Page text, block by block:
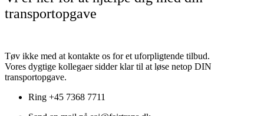
transportopgave
Tøv ikke med at kontakte os for et uforpligtende tilbud.
Vores dygtige kollegaer sidder klar til at løse netop DIN
transportopgave.
Ring +45 7368 7711